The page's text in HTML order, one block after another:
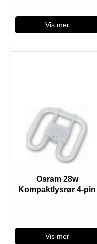
Vis mer
Osram 28w
Kompaktlysrør 4-pin
Vis mer